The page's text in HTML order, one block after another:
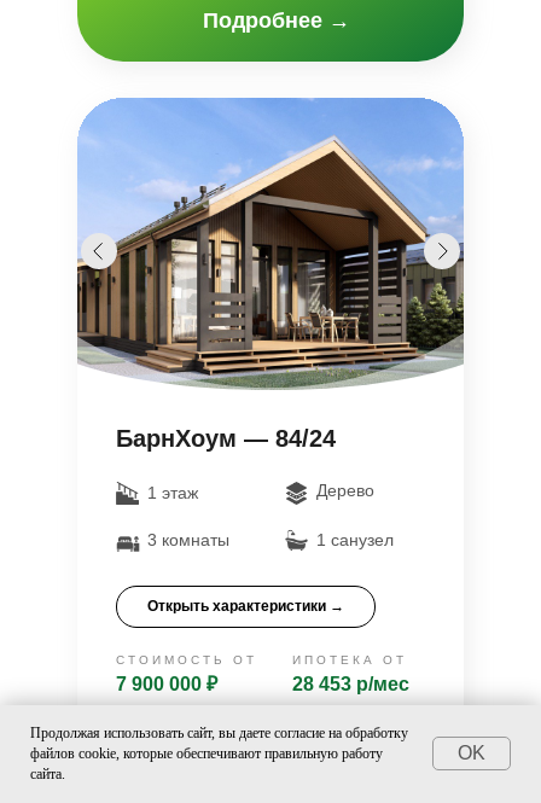
Подробнее →
БарнХоум — 84/24
Открыть характеристики →
1 этаж Дерево
3 комнаты 1 санузел
СТОИМОСТЬ ОТ
7 900 000 ₽
ИПОТЕКА ОТ
28 453 р/мес
Продолжая использовать сайт, вы даете согласие на обработку
файлов cookie, которые обеспечивают правильную работу
сайта.
OK